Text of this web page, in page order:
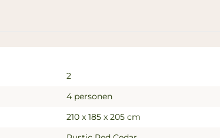
2
4 personen
210 x 185 x 205 cm